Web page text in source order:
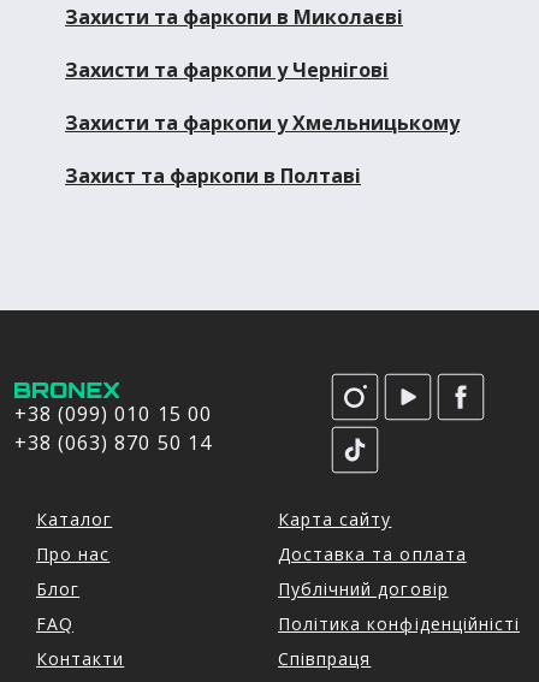
Захисти та фаркопи в Миколаєві
Захисти та фаркопи у Чернігові
Захисти та фаркопи у Хмельницькому
Захист та фаркопи в Полтаві
+38 (099) 010 15 00
+38 (063) 870 50 14
Каталог
Про нас
Блог
FAQ
Контакти
Карта сайту
Доставка та оплата
Публічний договір
Політика конфіденційністі
Співпраця